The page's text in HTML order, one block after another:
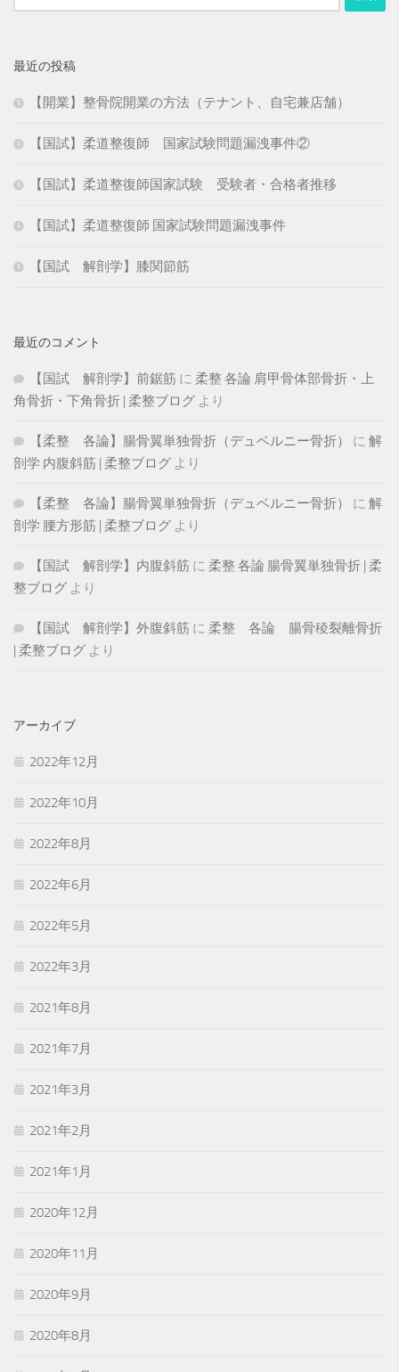
索:
最近の投稿
【開業】整骨院開業の方法（テナント、自宅兼店舗）
【国試】柔道整復師 国家試験問題漏洩事件②
【国試】柔道整復師国家試験 受験者・合格者推移
【国試】柔道整復師 国家試験問題漏洩事件
【国試 解剖学】膝関節筋
最近のコメント
【国試 解剖学】前鋸筋 に 柔整 各論 肩甲骨体部骨折・上
角骨折・下角骨折 | 柔整ブログ より
【柔整 各論】腸骨翼単独骨折（デュベルニー骨折） に 解
剖学 内腹斜筋 | 柔整ブログ より
【柔整 各論】腸骨翼単独骨折（デュベルニー骨折） に 解
剖学 腰方形筋 | 柔整ブログ より
【国試 解剖学】内腹斜筋 に 柔整 各論 腸骨翼単独骨折 | 柔
整ブログ より
【国試 解剖学】外腹斜筋 に 柔整 各論 腸骨稜裂離骨折
| 柔整ブログ より
アーカイブ
2022年12月
2022年10月
2022年8月
2022年6月
2022年5月
2022年3月
2021年8月
2021年7月
2021年3月
2021年2月
2021年1月
2020年12月
2020年11月
2020年9月
2020年8月